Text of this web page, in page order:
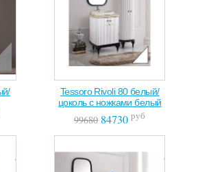
Tessoro Rivoli 80 белый/
цоколь с ножками белый
99680 84730 руб